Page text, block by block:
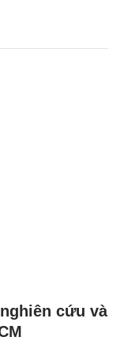
cứu và